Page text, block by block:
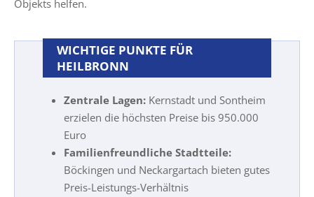
Objekts helfen.
WICHTIGE PUNKTE FÜR
HEILBRONN
Zentrale Lagen: Kernstadt und Sontheim
erzielen die höchsten Preise bis 950.000
Euro
Familienfreundliche Stadtteile:
Böckingen und Neckargartach bieten gutes
Preis-Leistungs-Verhältnis